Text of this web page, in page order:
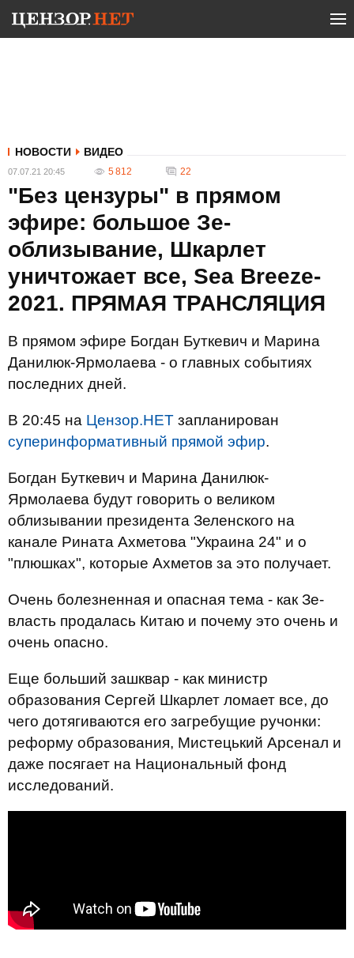
НОВОСТИ ВИДЕО
07.07.21 20:45 5 812 22
"Без цензуры" в прямом
эфире: большое Зе-
облизывание, Шкарлет
уничтожает все, Sea Breeze-
2021. ПРЯМАЯ ТРАНСЛЯЦИЯ
В прямом эфире Богдан Буткевич и Марина
Данилюк-Ярмолаева - о главных событиях
последних дней.
В 20:45 на Цензор.НЕТ запланирован
суперинформативный прямой эфир.
Богдан Буткевич и Марина Данилюк-
Ярмолаева будут говорить о великом
облизывании президента Зеленского на
канале Рината Ахметова "Украина 24" и о
"плюшках", которые Ахметов за это получает.
Очень болезненная и опасная тема - как Зе-
власть продалась Китаю и почему это очень и
очень опасно.
Еще больший зашквар - как министр
образования Сергей Шкарлет ломает все, до
чего дотягиваются его загребущие ручонки:
реформу образования, Мистецький Арсенал и
даже посягает на Национальный фонд
исследований.